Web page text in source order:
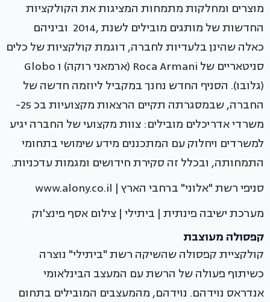
מוצרים ומחלקות מתמחות המציגות את הקולקציות
החדשות של מותגים מובילים לשנת ,2014 וביניהם
כאלה שהינן בלעדיות לחברה, דוגמת קולקציות של כלים
סניטאריים של Roca Armani (ארמאני רוקה) ו Globo
(גלובו). הסניף החדש נחנך במקביל ליוזמה חדשה של
החברה, שבמסגרתה תקיים הרצאות מקצועיות בכ 25-
משרדי אדריכלים מובילים: צוות מקצועי של החברה יגיע
למשרדים ויחלוק עם המתכננים מידע שימושי בתחומי
התמחותה, ובכלל זה סקירת חידושים ומגמות עדכניות.
סניפי רשת "אלוני" ברחבי הארץ | www.alony.co.il
מערכת ישיבה פינתית | ביתילי | צילום אסף פינצ'וק
קפסולה מעוצבת
קולקציית קפסולה שהשיקה רשת "ביתילי" נוצרה
כשיתוף פעולה של הרשת עם המעצב הבינלאומי
אנדראס נוידהם. נוידהם, מהמעצבים המובילים בתחום